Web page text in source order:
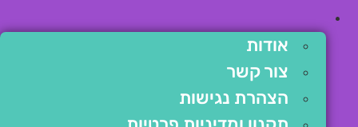
אודות
צור קשר
הצהרת נגישות